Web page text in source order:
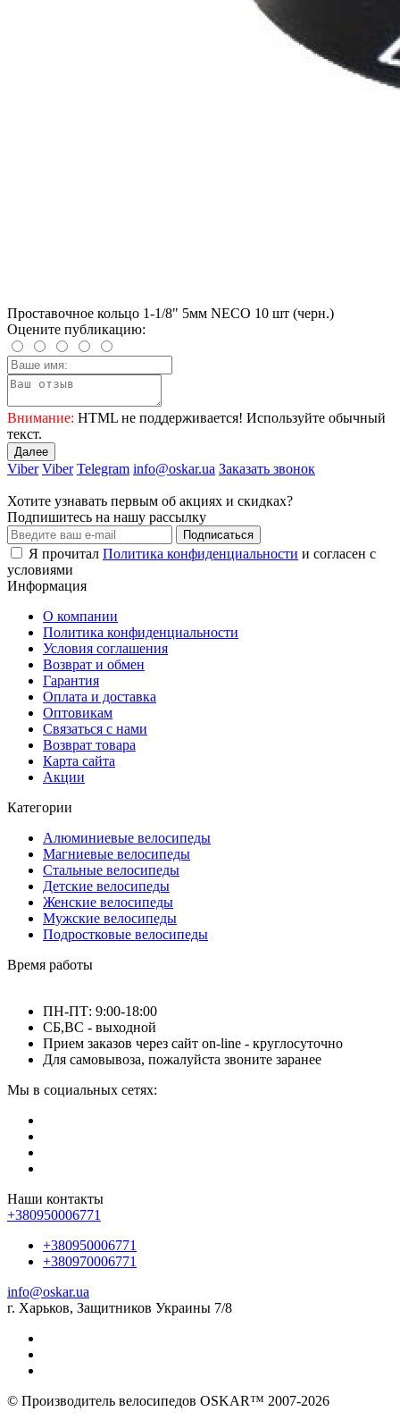
Проставочное кольцо 1-1/8" 5мм NECO 10 шт (черн.)
Оцените публикацию:
Внимание: HTML не поддерживается! Используйте обычный
текст.
Далее
Viber Viber Telegram info@oskar.ua Заказать звонок
Хотите узнавать первым об акциях и скидках?
Подпишитесь на нашу рассылку
Подписаться
Я прочитал Политика конфиденциальности и согласен с
условиями
Информация
О компании
Политика конфиденциальности
Условия соглашения
Возврат и обмен
Гарантия
Оплата и доставка
Оптовикам
Связаться с нами
Возврат товара
Карта сайта
Акции
Категории
Алюминиевые велосипеды
Магниевые велосипеды
Стальные велосипеды
Детские велосипеды
Женские велосипеды
Мужские велосипеды
Подростковые велосипеды
Время работы
ПН-ПТ: 9:00-18:00
СБ,ВС - выходной
Прием заказов через сайт on-line - круглосуточно
Для самовывоза, пожалуйста звоните заранее
Мы в социальных сетях:
Наши контакты
+380950006771
+380950006771
+380970006771
info@oskar.ua
г. Харьков, Защитников Украины 7/8
© Производитель велосипедов OSKAR™ 2007-2026